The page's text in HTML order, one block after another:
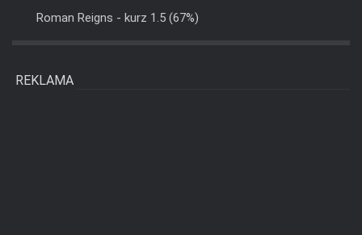
Roman Reigns - kurz 1.5 (67%)
REKLAMA